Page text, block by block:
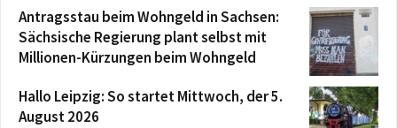
Antragsstau beim Wohngeld in Sachsen:
Sächsische Regierung plant selbst mit
Millionen-Kürzungen beim Wohngeld
Hallo Leipzig: So startet Mittwoch, der 5.
August 2026